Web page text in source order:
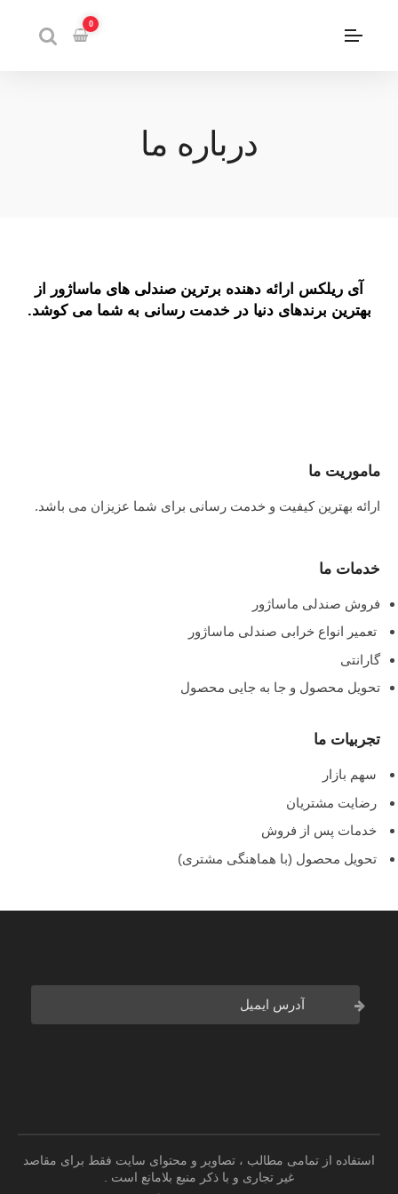
0
درباره ما
آی ریلکس ارائه دهنده برترین صندلی های ماساژور از
بهترین برندهای دنیا در خدمت رسانی به شما می کوشد.
ماموریت ما
ارائه بهترین کیفیت و خدمت رسانی برای شما عزیزان می باشد.
خدمات ما
فروش صندلی ماساژور
تعمیر انواع خرابی صندلی ماساژور
گارانتی
تحویل محصول و جا به جایی محصول
تجربیات ما
سهم بازار
رضایت مشتریان
خدمات پس از فروش
تحویل محصول (با هماهنگی مشتری)
استفاده از تمامی مطالب ، تصاویر و محتوای سايت فقط برای مقاصد
غیر تجاری و با ذکر منبع بلامانع است .